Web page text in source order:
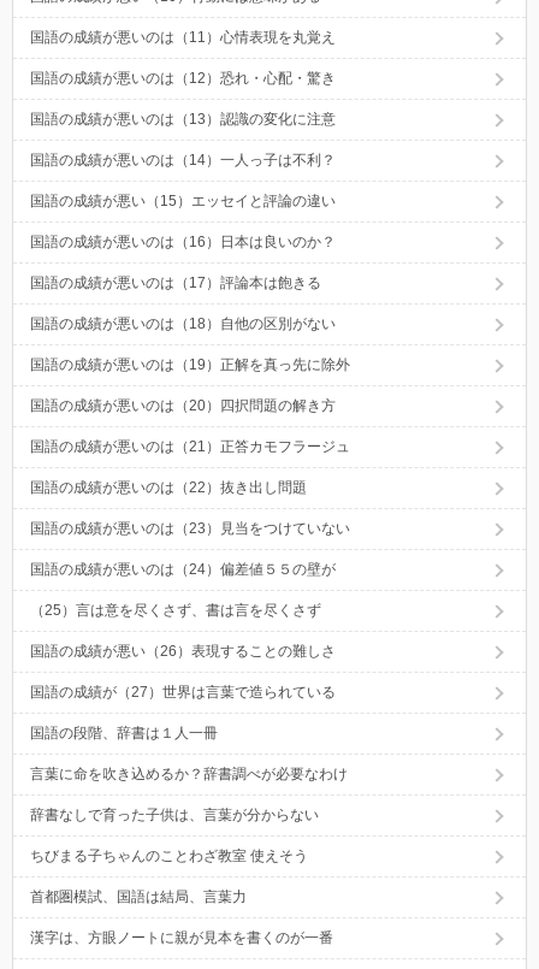
国語の成績が悪いのは（11）心情表現を丸覚え
国語の成績が悪いのは（12）恐れ・心配・驚き
国語の成績が悪いのは（13）認識の変化に注意
国語の成績が悪いのは（14）一人っ子は不利？
国語の成績が悪い（15）エッセイと評論の違い
国語の成績が悪いのは（16）日本は良いのか？
国語の成績が悪いのは（17）評論本は飽きる
国語の成績が悪いのは（18）自他の区別がない
国語の成績が悪いのは（19）正解を真っ先に除外
国語の成績が悪いのは（20）四択問題の解き方
国語の成績が悪いのは（21）正答カモフラージュ
国語の成績が悪いのは（22）抜き出し問題
国語の成績が悪いのは（23）見当をつけていない
国語の成績が悪いのは（24）偏差値５５の壁が
（25）言は意を尽くさず、書は言を尽くさず
国語の成績が悪い（26）表現することの難しさ
国語の成績が（27）世界は言葉で造られている
国語の段階、辞書は１人一冊
言葉に命を吹き込めるか？辞書調べが必要なわけ
辞書なしで育った子供は、言葉が分からない
ちびまる子ちゃんのことわざ教室 使えそう
首都圏模試、国語は結局、言葉力
漢字は、方眼ノートに親が見本を書くのが一番